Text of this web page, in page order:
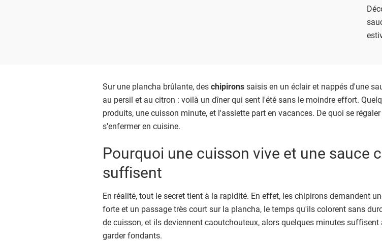
Sur une plancha brûlante, deschipironssaisis en un éclair et nappés d'une
au persil et au citron : voilà un dîner qui sent l'été sans le moindre effort.
produits, une cuisson minute, et l'assiette part en vacances. De quoi se
s'enfermer en cuisine.
Pourquoi une cuisson vive et une sauce
suffisent
En réalité, tout le secret tient à la rapidité. En effet, les chipirons demandent
forte et un passage très court sur la plancha, le temps qu'ils colorent sans
de cuisson, et ils deviennent caoutchouteux, alors quelques minutes suffisent
garder fondants.